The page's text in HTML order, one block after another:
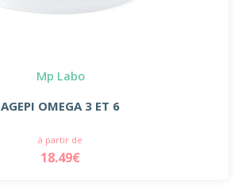
Mp Labo
AGEPI OMEGA 3 ET 6
à partir de
18.49€